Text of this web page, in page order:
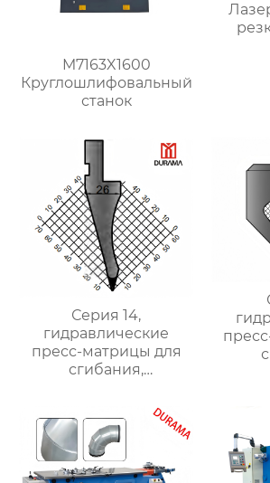
M7163X1600
Круглошлифовальный
станок
Серия 14,
гидравлические
пресс-матрицы для
сгибания,
формы для сгибания
листового металла